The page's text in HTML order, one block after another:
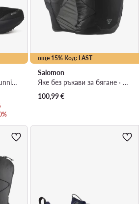
Supernova Rise 3 Gtx Running Shoes KI3134 · Маратонки за бягане
още 15% Код: LAST
Salomon
Яке без ръкави за бягане · Черен
100,99€